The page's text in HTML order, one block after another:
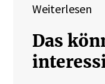
Weiterlesen
Das